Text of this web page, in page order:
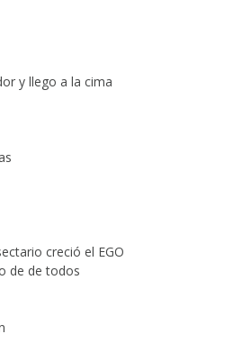
y llego a la cima
creció el EGO
de de todos